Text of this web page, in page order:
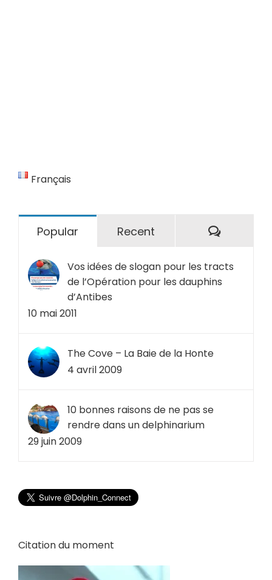
Français
Popular Recent
Vos idées de slogan pour les tracts
de l’Opération pour les dauphins
d’Antibes
10 mai 2011
The Cove – La Baie de la Honte
4 avril 2009
10 bonnes raisons de ne pas se
rendre dans un delphinarium
29 juin 2009
Citation du moment